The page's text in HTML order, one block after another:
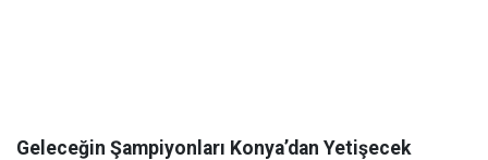
Geleceğin Şampiyonları Konya’dan Yetişecek